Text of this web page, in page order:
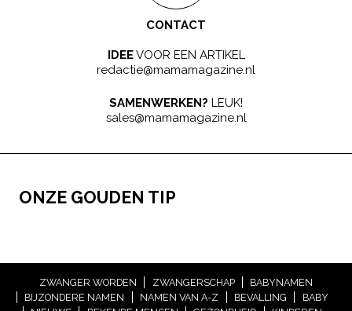
CONTACT
IDEEVOOR EEN ARTIKEL
redactie@mamamagazine.nl
SAMENWERKEN? LEUK!
sales@mamamagazine.nl
ONZE GOUDEN TIP
ZWANGER WORDEN ZWANGERSCHAP
BABYNAMEN
BIJZONDERE NAMEN
NAMEN VAN A-Z BEVALLING
BABY